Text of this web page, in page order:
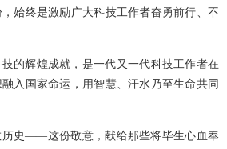
始终是激励广大科技工作者奋勇前行、不
的辉煌成就，是一代又一代科技工作者在
入国家命运，用智慧、汗水乃至生命共同
历史——这份敬意，献给那些将毕生心血奉